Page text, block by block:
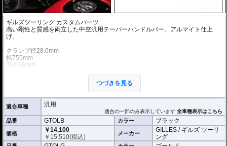
ギルズツーリング カスタムパーツ
高い剛性と質感を両立した中空汎用テーパーハンドルバー。アルマイト仕上
げ。
クランプ径28.6mm
幅755mm
高さ86mm
※商品は汎用品です。ご購入の前に必ず寸法図をご確認いただき、商品の形状
をお確かめください。
※商品は汎用品ですが、一部車種はメーカーで取付の確認がされています。
つづきを見る
適合車種 汎用
適合の一部のみ表示しています全車種表示はこちら
品番 GTOLB カラー ブラック
価格
￥14,100
￥ 15,510(税込) メーカー
GILLES / ギルズ ツーリ
ング